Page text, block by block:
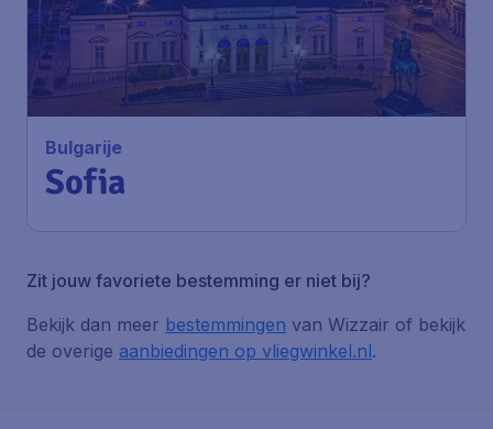
Bulgarije
Sofia
Zit jouw favoriete bestemming er niet bij?
Bekijk dan meer bestemmingen van Wizzair of bekijk
de overige aanbiedingen op vliegwinkel.nl.